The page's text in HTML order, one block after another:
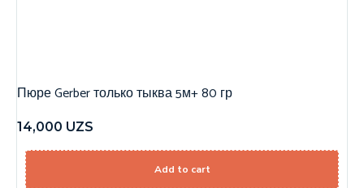
Пюре Gerber только тыква 5м+ 80 гр
14,000 UZS
Add to cart